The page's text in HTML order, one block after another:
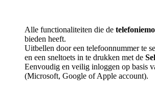
Alle functionaliteiten die de
bieden heeft.
Uitbellen door een telefoonnummer te
en een sneltoets in te drukken met de
Eenvoudig en veilig inloggen op basis
(Microsoft, Google of Apple account).